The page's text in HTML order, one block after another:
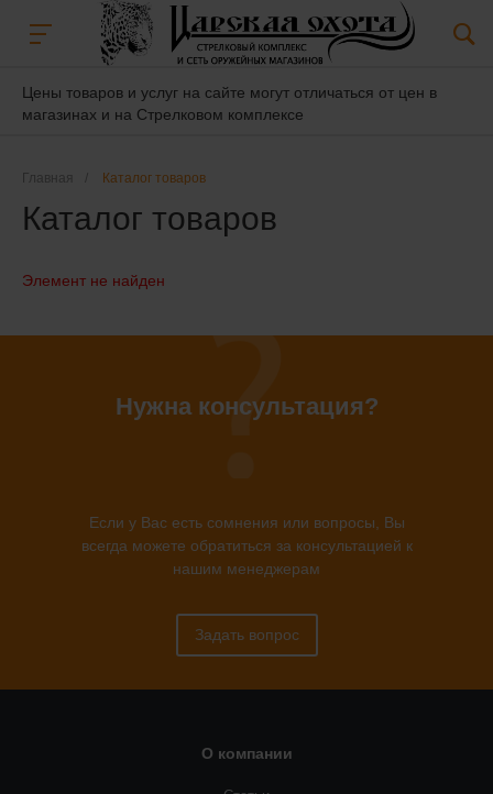
Цены товаров и услуг на сайте могут отличаться от цен в
магазинах и на Стрелковом комплексе
Главная Каталог товаров
Каталог товаров
Элемент не найден
Нужна консультация?
Если у Вас есть сомнения или вопросы, Вы
всегда можете обратиться за консультацией к
нашим менеджерам
Задать вопрос
О компании